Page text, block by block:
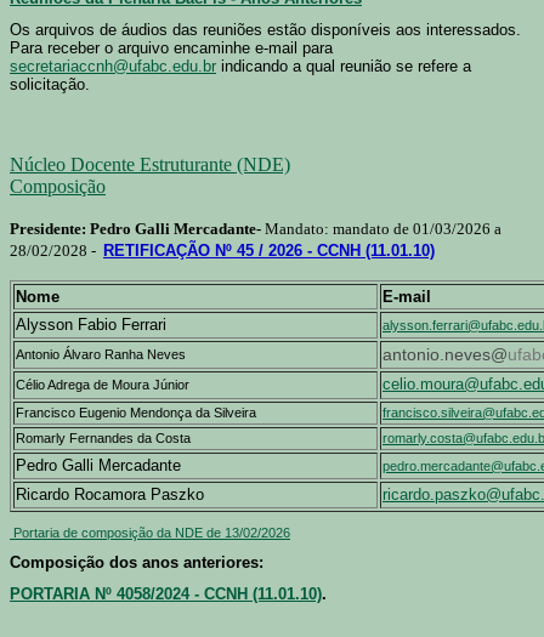
Os arquivos de áudios das reuniões estão disponíveis aos interessados.
Para receber o arquivo encaminhe e-mail para
secretariaccnh@ufabc.edu.br indicando a qual reunião se refere a
solicitação.
Núcleo Docente Estruturante (NDE)
Composição
Presidente: Pedro Galli Mercadante- Mandato: mandato de 01/03/2026 a
28/02/2028 - RETIFICAÇÃO Nº 45 / 2026 - CCNH (11.01.10)
Nome
E-mail
Alysson Fabio Ferrari
Antonio Álvaro Ranha Neves
antonio.neves@
Célio Adrega de Moura Júnior
Francisco Eugenio Mendonça da Silveira
Romarly Fernandes da Costa
Pedro Galli Mercadante
Ricardo Rocamora Paszko
Portaria de composição da NDE de 13/02/2026
Composição dos anos anteriores:
PORTARIA Nº 4058/2024 - CCNH (11.01.10).